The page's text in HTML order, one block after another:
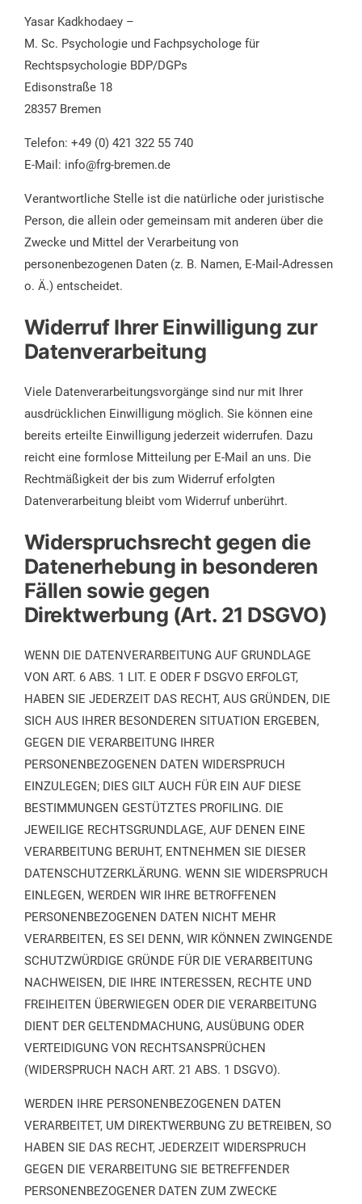
Yasar Kadkhodaey –
M. Sc. Psychologie und Fachpsychologe für
Rechtspsychologie BDP/DGPs
Edisonstraße 18
28357 Bremen
Telefon: +49 (0) 421 322 55 740
E-Mail: info@frg-bremen.de
Verantwortliche Stelle ist die natürliche oder juristische
Person, die allein oder gemeinsam mit anderen über die
Zwecke und Mittel der Verarbeitung von
personenbezogenen Daten (z. B. Namen, E-Mail-Adressen
o. Ä.) entscheidet.
Widerruf Ihrer Einwilligung zur
Datenverarbeitung
Viele Datenverarbeitungsvorgänge sind nur mit Ihrer
ausdrücklichen Einwilligung möglich. Sie können eine
bereits erteilte Einwilligung jederzeit widerrufen. Dazu
reicht eine formlose Mitteilung per E-Mail an uns. Die
Rechtmäßigkeit der bis zum Widerruf erfolgten
Datenverarbeitung bleibt vom Widerruf unberührt.
Widerspruchsrecht gegen die
Datenerhebung in besonderen
Fällen sowie gegen
Direktwerbung (Art. 21 DSGVO)
WENN DIE DATENVERARBEITUNG AUF GRUNDLAGE
VON ART. 6 ABS. 1 LIT. E ODER F DSGVO ERFOLGT,
HABEN SIE JEDERZEIT DAS RECHT, AUS GRÜNDEN, DIE
SICH AUS IHRER BESONDEREN SITUATION ERGEBEN,
GEGEN DIE VERARBEITUNG IHRER
PERSONENBEZOGENEN DATEN WIDERSPRUCH
EINZULEGEN; DIES GILT AUCH FÜR EIN AUF DIESE
BESTIMMUNGEN GESTÜTZTES PROFILING. DIE
JEWEILIGE RECHTSGRUNDLAGE, AUF DENEN EINE
VERARBEITUNG BERUHT, ENTNEHMEN SIE DIESER
DATENSCHUTZERKLÄRUNG. WENN SIE WIDERSPRUCH
EINLEGEN, WERDEN WIR IHRE BETROFFENEN
PERSONENBEZOGENEN DATEN NICHT MEHR
VERARBEITEN, ES SEI DENN, WIR KÖNNEN ZWINGENDE
SCHUTZWÜRDIGE GRÜNDE FÜR DIE VERARBEITUNG
NACHWEISEN, DIE IHRE INTERESSEN, RECHTE UND
FREIHEITEN ÜBERWIEGEN ODER DIE VERARBEITUNG
DIENT DER GELTENDMACHUNG, AUSÜBUNG ODER
VERTEIDIGUNG VON RECHTSANSPRÜCHEN
(WIDERSPRUCH NACH ART. 21 ABS. 1 DSGVO).
WERDEN IHRE PERSONENBEZOGENEN DATEN
VERARBEITET, UM DIREKTWERBUNG ZU BETREIBEN, SO
HABEN SIE DAS RECHT, JEDERZEIT WIDERSPRUCH
GEGEN DIE VERARBEITUNG SIE BETREFFENDER
PERSONENBEZOGENER DATEN ZUM ZWECKE